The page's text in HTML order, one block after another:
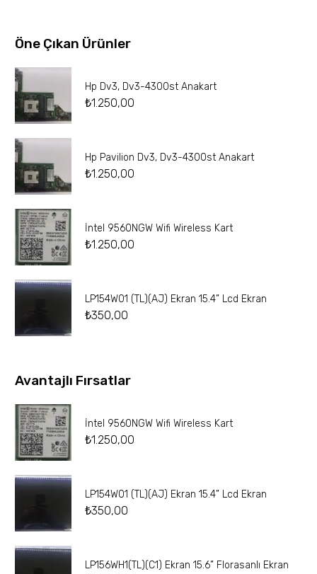
Öne Çıkan Ürünler
Hp Dv3, Dv3-4300st Anakart
₺1.250,00
Hp Pavilion Dv3, Dv3-4300st Anakart
₺1.250,00
İntel 9560NGW Wifi Wireless Kart
₺1.250,00
LP154W01 (TL)(AJ) Ekran 15.4” Lcd Ekran
₺350,00
Avantajlı Fırsatlar
İntel 9560NGW Wifi Wireless Kart
₺1.250,00
LP154W01 (TL)(AJ) Ekran 15.4” Lcd Ekran
₺350,00
LP156WH1(TL)(C1) Ekran 15.6” Florasanlı Ekran